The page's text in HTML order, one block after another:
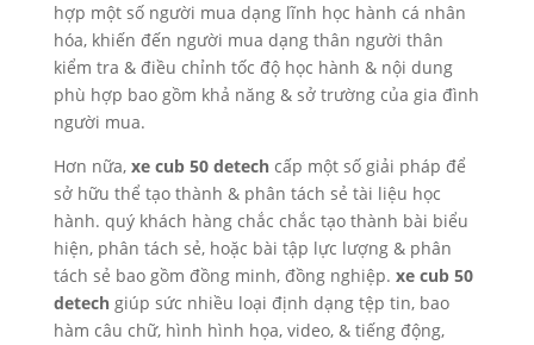
hợp một số người mua dạng lĩnh học hành cá nhân
hóa, khiến đến người mua dạng thân người thân
kiểm tra & điều chỉnh tốc độ học hành & nội dung
phù hợp bao gồm khả năng & sở trường của gia đình
người mua.
Hơn nữa, xe cub 50 detechcấp một số giải pháp để
sở hữu thể tạo thành & phân tách sẻ tài liệu học
hành. quý khách hàng chắc chắc tạo thành bài biểu
hiện, phân tách sẻ, hoặc bài tập lực lượng & phân
tách sẻ bao gồm đồng minh, đồng nghiệp. xe cub 50
detechgiúp sức nhiều loại định dạng tệp tin, bao
hàm câu chữ, hình hình họa, video, & tiếng động,